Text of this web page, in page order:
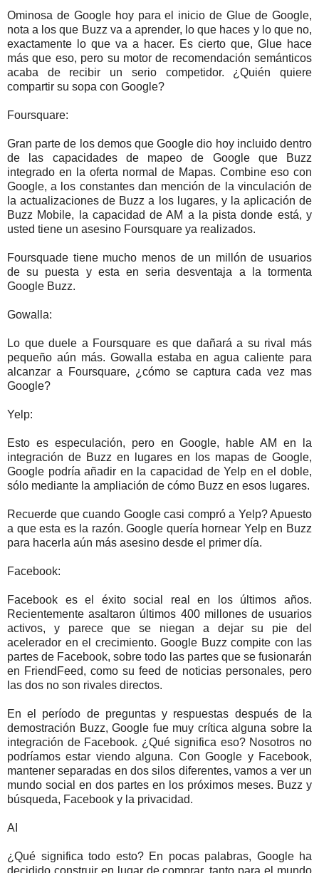
Ominosa de Google hoy para el inicio de Glue de Google,
nota a los que Buzz va a aprender, lo que haces y lo que no,
exactamente lo que va a hacer. Es cierto que, Glue hace
más que eso, pero su motor de recomendación semánticos
acaba de recibir un serio competidor. ¿Quién quiere
compartir su sopa con Google?
Foursquare:
Gran parte de los demos que Google dio hoy incluido dentro
de las capacidades de mapeo de Google que Buzz
integrado en la oferta normal de Mapas. Combine eso con
Google, a los constantes dan mención de la vinculación de
la actualizaciones de Buzz a los lugares, y la aplicación de
Buzz Mobile, la capacidad de AM a la pista donde está, y
usted tiene un asesino Foursquare ya realizados.
Foursquade tiene mucho menos de un millón de usuarios
de su puesta y esta en seria desventaja a la tormenta
Google Buzz.
Gowalla:
Lo que duele a Foursquare es que dañará a su rival más
pequeño aún más. Gowalla estaba en agua caliente para
alcanzar a Foursquare, ¿cómo se captura cada vez mas
Google?
Yelp:
Esto es especulación, pero en Google, hable AM en la
integración de Buzz en lugares en los mapas de Google,
Google podría añadir en la capacidad de Yelp en el doble,
sólo mediante la ampliación de cómo Buzz en esos lugares.
Recuerde que cuando Google casi compró a Yelp? Apuesto
a que esta es la razón. Google quería hornear Yelp en Buzz
para hacerla aún más asesino desde el primer día.
Facebook:
Facebook es el éxito social real en los últimos años.
Recientemente asaltaron últimos 400 millones de usuarios
activos, y parece que se niegan a dejar su pie del
acelerador en el crecimiento. Google Buzz compite con las
partes de Facebook, sobre todo las partes que se fusionarán
en FriendFeed, como su feed de noticias personales, pero
las dos no son rivales directos.
En el período de preguntas y respuestas después de la
demostración Buzz, Google fue muy crítica alguna sobre la
integración de Facebook. ¿Qué significa eso? Nosotros no
podríamos estar viendo alguna. Con Google y Facebook,
mantener separadas en dos silos diferentes, vamos a ver un
mundo social en dos partes en los próximos meses. Buzz y
búsqueda, Facebook y la privacidad.
AI
¿Qué significa todo esto? En pocas palabras, Google ha